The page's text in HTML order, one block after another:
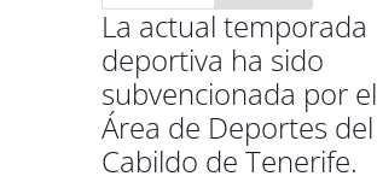
La actual temporada
deportiva ha sido
subvencionada por el
Área de Deportes del
Cabildo de Tenerife.